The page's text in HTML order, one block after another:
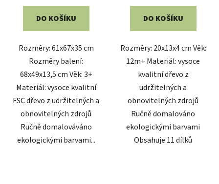
DO KOŠÍKU
Rozměry: 61x67x35 cm
Rozměry balení:
68x49x13,5 cm Věk: 3+
Materiál: vysoce kvalitní
FSC dřevo z udržitelných a
obnovitelných zdrojů
Ručně domalováváno
ekologickými barvami...
DO KOŠÍKU
Rozměry: 20x13x4 cm Věk:
12m+ Materiál: vysoce
kvalitní dřevo z
udržitelných a
obnovitelných zdrojů
Ručně domalováno
ekologickými barvami
Obsahuje 11 dílků